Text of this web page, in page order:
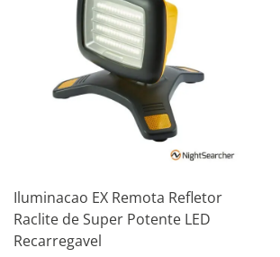
Iluminacao EX Remota Refletor
Raclite de Super Potente LED
Recarregavel